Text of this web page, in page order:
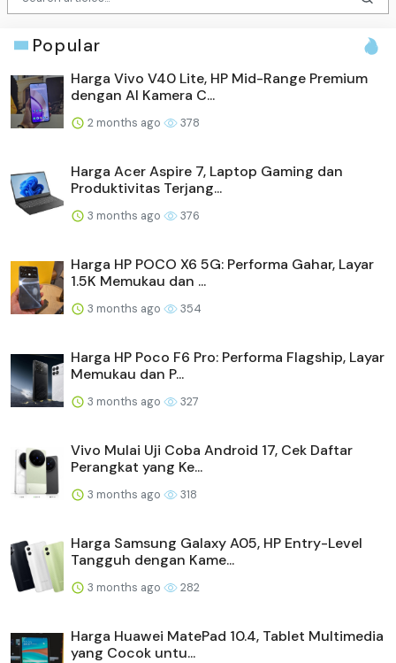
Popular
Harga Vivo V40 Lite, HP Mid-Range Premium
dengan AI Kamera C...
2 months ago 378
Harga Acer Aspire 7, Laptop Gaming dan
Produktivitas Terjang...
3 months ago 376
Harga HP POCO X6 5G: Performa Gahar, Layar
1.5K Memukau dan ...
3 months ago 354
Harga HP Poco F6 Pro: Performa Flagship, Layar
Memukau dan P...
3 months ago 327
Vivo Mulai Uji Coba Android 17, Cek Daftar
Perangkat yang Ke...
3 months ago 318
Harga Samsung Galaxy A05, HP Entry-Level
Tangguh dengan Kame...
3 months ago 282
Harga Huawei MatePad 10.4, Tablet Multimedia
yang Cocok untu...